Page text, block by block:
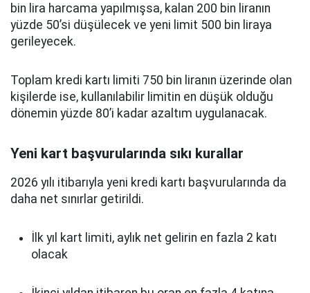
bin lira harcama yapılmışsa, kalan 200 bin liranın
yüzde 50’si düşülecek ve yeni limit 500 bin liraya
gerileyecek.
Toplam kredi kartı limiti 750 bin liranın üzerinde olan
kişilerde ise, kullanılabilir limitin en düşük olduğu
dönemin yüzde 80’i kadar azaltım uygulanacak.
Yeni kart başvurularında sıkı kurallar
2026 yılı itibarıyla yeni kredi kartı başvurularında da
daha net sınırlar getirildi.
İlk yıl kart limiti, aylık net gelirin en fazla 2 katı
olacak